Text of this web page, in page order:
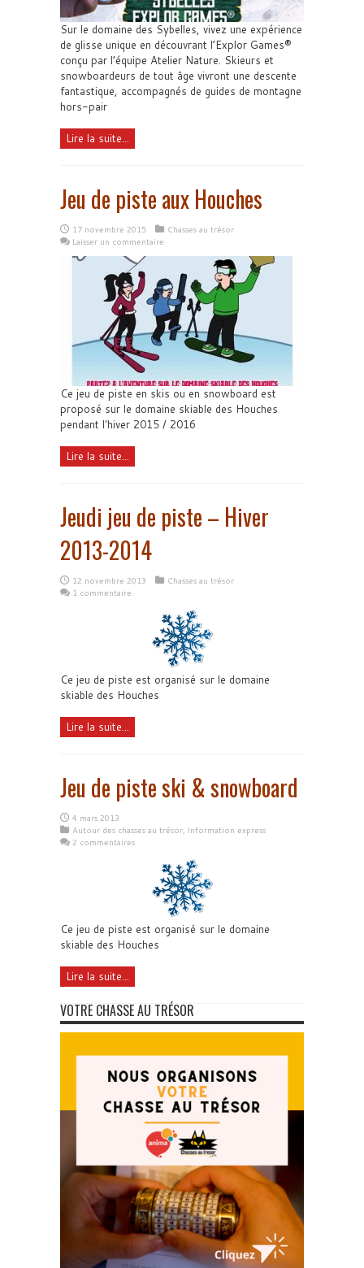
Sur le domaine des Sybelles, vivez une expérience
de glisse unique en découvrant l’Explor Games®
conçu par l’équipe Atelier Nature. Skieurs et
snowboardeurs de tout âge vivront une descente
fantastique, accompagnés de guides de montagne
hors-pair
Lire la suite...
Jeu de piste aux Houches
17 novembre 2015
Chasses au trésor
Laisser un commentaire
Ce jeu de piste en skis ou en snowboard est
proposé sur le domaine skiable des Houches
pendant l'hiver 2015 / 2016
Lire la suite...
Jeudi jeu de piste – Hiver
2013-2014
12 novembre 2013
Chasses au trésor
1 commentaire
Ce jeu de piste est organisé sur le domaine
skiable des Houches
Lire la suite...
Jeu de piste ski & snowboard
4 mars 2013
Autour des chasses au trésor, Information express
2 commentaires
Ce jeu de piste est organisé sur le domaine
skiable des Houches
Lire la suite...
VOTRE CHASSE AU TRÉSOR